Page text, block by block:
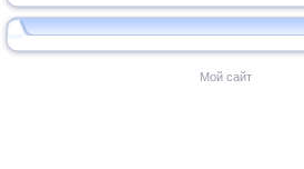
Мой сайт